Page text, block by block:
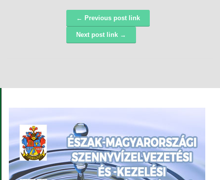
Navigáció ← Previous post link
Next post link →